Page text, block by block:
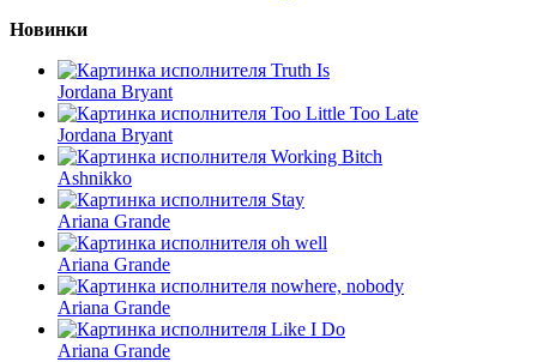
Новинки
Truth Is
Jordana Bryant
Too Little Too Late
Jordana Bryant
Working Bitch
Ashnikko
Stay
Ariana Grande
oh well
Ariana Grande
nowhere, nobody
Ariana Grande
Like I Do
Ariana Grande